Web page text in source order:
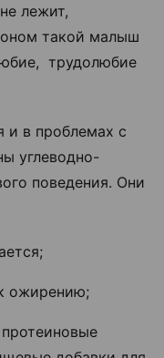
лежит,
такой малыш
трудолюбие
и в проблемах с
углеводно-
поведения. Они
ожирению;